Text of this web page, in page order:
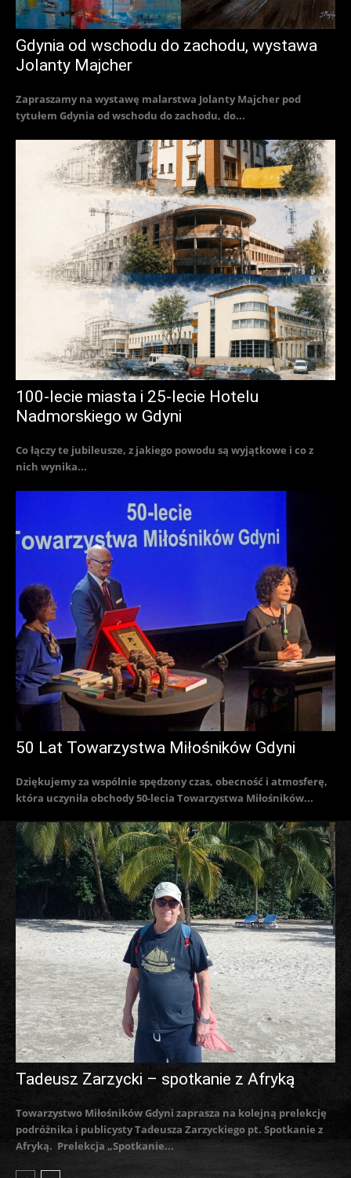
Gdynia od wschodu do zachodu, wystawa
Jolanty Majcher
Zapraszamy na wystawę malarstwa Jolanty Majcher pod
tytułem Gdynia od wschodu do zachodu, do...
100-lecie miasta i 25-lecie Hotelu
Nadmorskiego w Gdyni
Co łączy te jubileusze, z jakiego powodu są wyjątkowe i co z
nich wynika...
50 Lat Towarzystwa Miłośników Gdyni
Dziękujemy za wspólnie spędzony czas, obecność i atmosferę,
która uczyniła obchody 50-lecia Towarzystwa Miłośników...
Tadeusz Zarzycki – spotkanie z Afryką
Towarzystwo Miłośników Gdyni zaprasza na kolejną prelekcję
podróżnika i publicysty Tadeusza Zarzyckiego pt. Spotkanie z
Afryką. Prelekcja „Spotkanie...